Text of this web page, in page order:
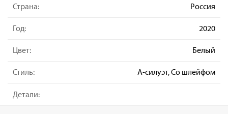
Страна: Россия
Год: 2020
Цвет: Белый
Стиль: А-силуэт, Со шлейфом
Детали: